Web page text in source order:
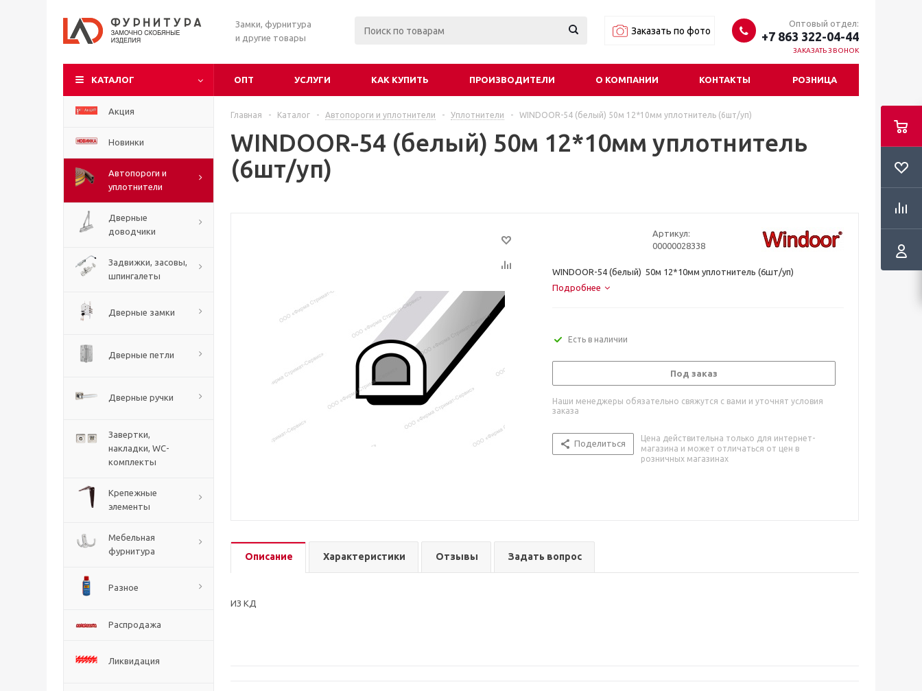
Замки, фурнитура
и другие товары
Заказать по фото
Оптовый отдел:
+7 863 322-04-44
ЗАКАЗАТЬ ЗВОНОК
КАТАЛОГ ОПТ УСЛУГИ КАК КУПИТЬ ПРОИЗВОДИТЕЛИ О КОМПАНИИ КОНТАКТЫ РОЗНИЦА
Акция
Новинки
Автопороги и
уплотнители
Дверные
доводчики
Задвижки, засовы,
шпингалеты
Дверные замки
Дверные петли
Дверные ручки
Завертки,
накладки, WC-
комплекты
Крепежные
элементы
Мебельная
фурнитура
Разное
Распродажа
Ликвидация
Главная - Каталог - Автопороги и уплотнители - Уплотнители - WINDOOR-54 (белый) 50м 12*10мм уплотнитель (6шт/уп)
WINDOOR-54 (белый) 50м 12*10мм уплотнитель
(6шт/уп)
Артикул:
00000028338
WINDOOR-54 (белый) 50м 12*10мм уплотнитель (6шт/уп)
Подробнее
Есть в наличии
Под заказ
Наши менеджеры обязательно свяжутся с вами и уточнят условия
заказа
Поделиться
Цена действительна только для интернет-
магазина и может отличаться от цен в
розничных магазинах
Описание Характеристики Отзывы Задать вопрос
ИЗ КД